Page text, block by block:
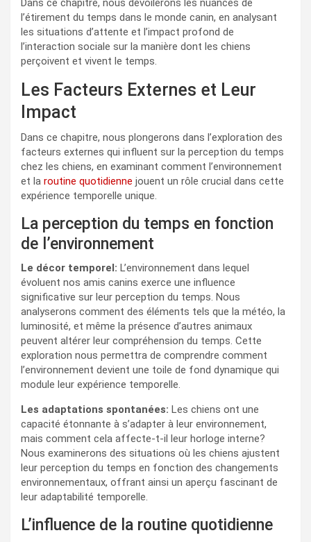
Dans ce chapitre, nous dévoilerons les nuances de
l’étirement du temps dans le monde canin, en analysant
les situations d’attente et l’impact profond de
l’interaction sociale sur la manière dont les chiens
perçoivent et vivent le temps.
Les Facteurs Externes et Leur
Impact
Dans ce chapitre, nous plongerons dans l’exploration des
facteurs externes qui influent sur la perception du temps
chez les chiens, en examinant comment l’environnement
et la routine quotidienne jouent un rôle crucial dans cette
expérience temporelle unique.
La perception du temps en fonction
de l’environnement
Le décor temporel: L’environnement dans lequel
évoluent nos amis canins exerce une influence
significative sur leur perception du temps. Nous
analyserons comment des éléments tels que la météo, la
luminosité, et même la présence d’autres animaux
peuvent altérer leur compréhension du temps. Cette
exploration nous permettra de comprendre comment
l’environnement devient une toile de fond dynamique qui
module leur expérience temporelle.
Les adaptations spontanées: Les chiens ont une
capacité étonnante à s’adapter à leur environnement,
mais comment cela affecte-t-il leur horloge interne?
Nous examinerons des situations où les chiens ajustent
leur perception du temps en fonction des changements
environnementaux, offrant ainsi un aperçu fascinant de
leur adaptabilité temporelle.
L’influence de la routine quotidienne